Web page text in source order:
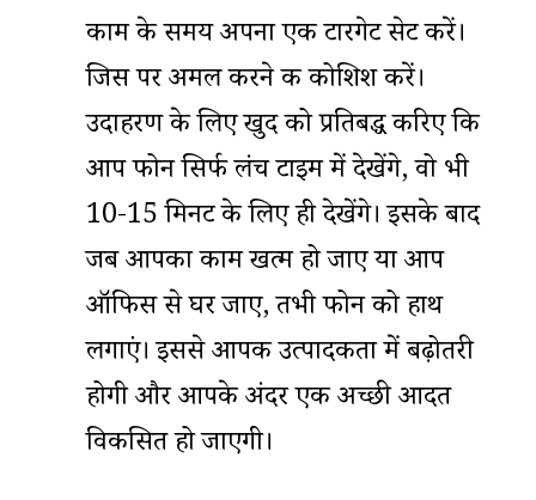
काम के समय अपना एक टारगेट सेट करें।
जिस पर अमल करने की कोशिश करें।
उदाहरण के लिए खुद को प्रतिबद्ध करिए कि
आप फोन सिर्फ लंच टाइम में देखेंगे, वो भी
10-15 मिनट के लिए ही देखेंगे। इसके बाद
जब आपका काम खत्म हो जाए या आप
ऑफिस से घर जाए, तभी फोन को हाथ
लगाएं। इससे आपकी उत्पादकता में बढ़ोतरी
होगी और आपके अंदर एक अच्छी आदत
विकसित हो जाएगी।